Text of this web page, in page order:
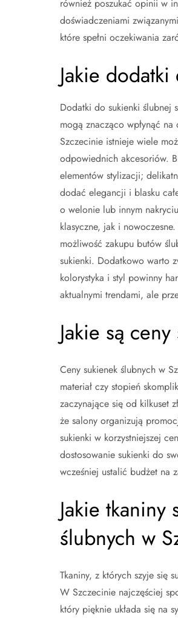
również poszukać opinii w
doświadczeniami
które spełni oczekiwania
Jakie
Dodatki do sukienki ślubnej
mogą znacząco wpłynąć
Szczecinie istnieje wiele
odpowiednich akcesoriów.
elementów stylizacji;
dodać elegancji i blasku
o welonie lub innym
klasyczne, jak i
możliwość zakupu butów
sukienki. Dodatkowo warto
kolorystyka i styl powinny
aktualnymi trendami, ale
Jakie są
Ceny sukienek ślubnych w
materiał czy stopień
zaczynające się od kilkuset
że salony organizują
sukienki w korzystniejszej
dostosowanie sukienki do
wcześniej ustalić budżet na
Jakie
ślubnych w
Tkaniny, z których szyje się
W Szczecinie najczęściej
który pięknie układa się na